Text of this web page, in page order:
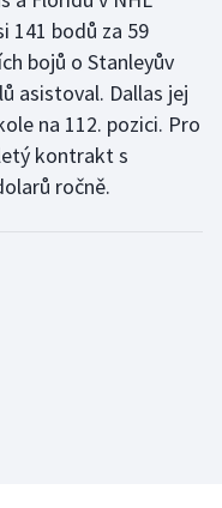
141 bodů za 59
bojů o Stanleyův
asistoval. Dallas jej
na 112. pozici. Pro
kontrakt s
ročně.